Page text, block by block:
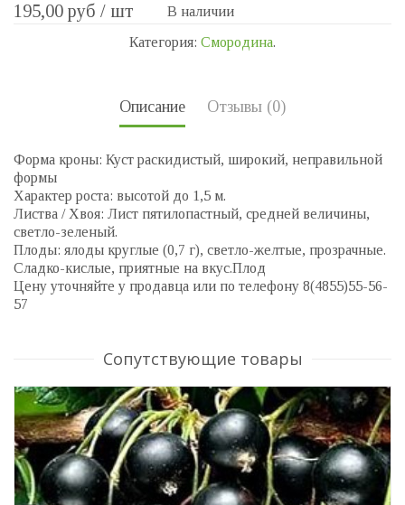
195,00 руб / шт
В наличии
Категория: Смородина.
Описание Отзывы (0)
Форма кроны: Куст раскидистый, широкий, неправильной
формы
Характер роста: высотой до 1,5 м.
Листва / Хвоя: Лист пятилопастный, средней величины,
светло-зеленый.
Плоды: ялоды круглые (0,7 г), светло-желтые, прозрачные.
Сладко-кислые, приятные на вкус.Плод
Цену уточняйте у продавца или по телефону 8(4855)55-56-
57
Сопутствующие товары